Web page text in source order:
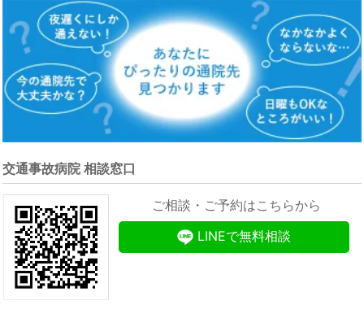
交通事故病院 相談窓口
ご相談・ご予約はこちらから
LINEで無料相談